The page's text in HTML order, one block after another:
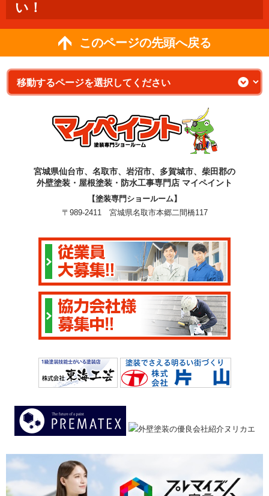
い！
このページの先頭へ戻る
宮城県仙台市、名取市、岩沼市、多賀城市、柴田郡の
外壁塗装・屋根塗装・防水工事専門店 マイペイント
【塗装専門ショールーム】
〒989-2411 宮城県名取市本郷二間橋117